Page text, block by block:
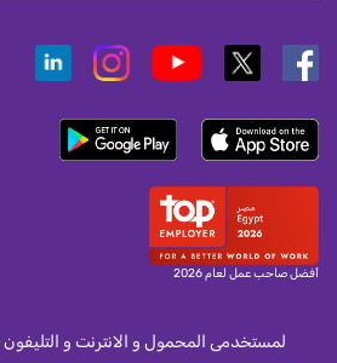
أفضل صاحب عمل لعام 2026
لمستخدمى المحمول و الانترنت و